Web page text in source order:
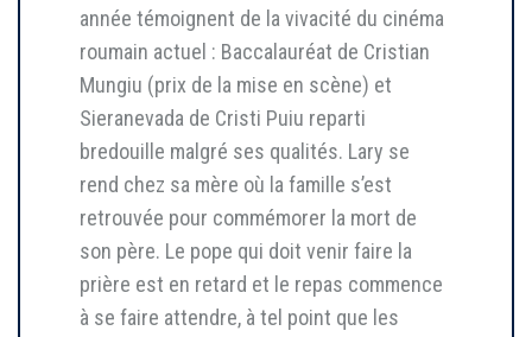
année témoignent de la vivacité du cinéma
roumain actuel : Baccalauréat de Cristian
Mungiu (prix de la mise en scène) et
Sieranevada de Cristi Puiu reparti
bredouille malgré ses qualités. Lary se
rend chez sa mère où la famille s’est
retrouvée pour commémorer la mort de
son père. Le pope qui doit venir faire la
prière est en retard et le repas commence
à se faire attendre, à tel point que les